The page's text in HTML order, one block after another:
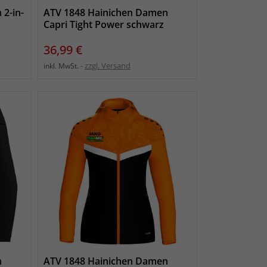
2-in-
ATV 1848 Hainichen Damen
Capri Tight Power schwarz
Preis
36,99 €
inkl. MwSt. zzgl. Versand
ATV 1848 Hainichen Damen